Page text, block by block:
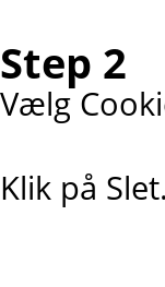
Step 2
Vælg
Klik på Slet.